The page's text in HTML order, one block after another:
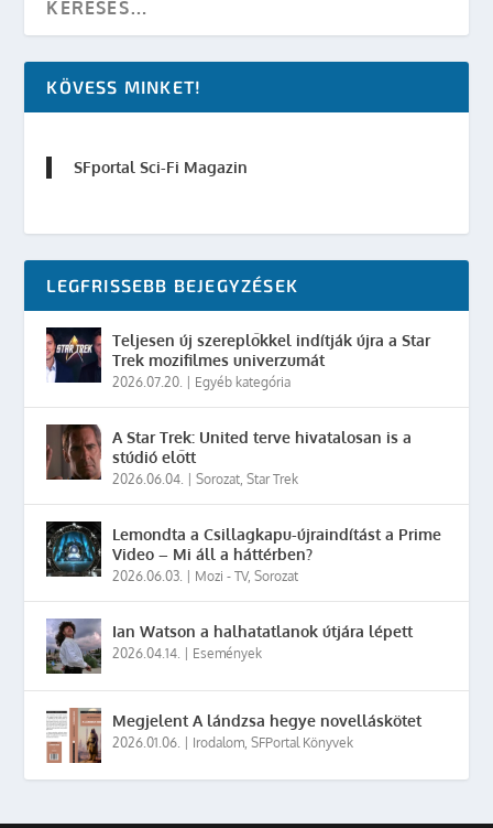
KÖVESS MINKET!
SFportal Sci-Fi Magazin
LEGFRISSEBB BEJEGYZÉSEK
Teljesen új szereplőkkel indítják újra a Star
Trek mozifilmes univerzumát
2026.07.20. Egyéb kategória
A Star Trek: United terve hivatalosan is a
stúdió előtt
2026.06.04. |Sorozat,Star Trek
Lemondta a Csillagkapu-újraindítást a Prime
Video – Mi áll a háttérben?
2026.06.03. Mozi - TV,Sorozat
Ian Watson a halhatatlanok útjára lépett
2026.04.14. Események
Megjelent A lándzsa hegye novelláskötet
2026.01.06. Irodalom,SFPortal Könyvek